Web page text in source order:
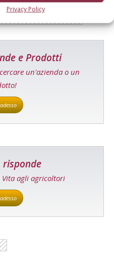
Privacy Policy
e Prodotti
un'azienda o un
risponde
Vita agli agricoltori